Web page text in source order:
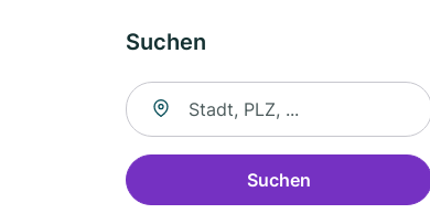
Suchen
Suche nach Ort
Suchen